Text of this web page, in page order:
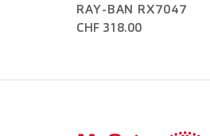
RAY-BAN RX7047
CHF 318.00